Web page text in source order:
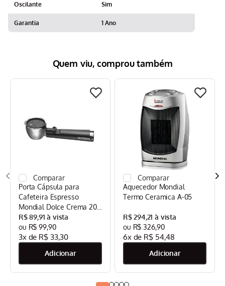
Oscilante Sim
Garantia 1 Ano
Quem viu, comprou também
Porta Cápsula para
Cafeteira Espresso
Mondial Dolce Crema 20
Bar Mondial Preto/Inox -
CPC-DG
R$ 89,91
R$ 99,90
3x de R$ 33,30
Aquecedor Mondial
Termo Ceramica A-05
R$ 294,21
R$ 326,90
6x de R$ 54,48